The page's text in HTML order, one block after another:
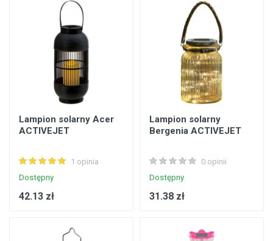
Lampion solarny Acer
ACTIVEJET
1 opinia
Dostępny
42.13 zł
Lampion solarny
Bergenia ACTIVEJET
0 opinii
Dostępny
31.38 zł